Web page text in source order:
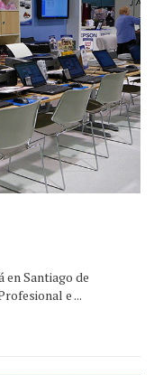
en Santiago de
e ...